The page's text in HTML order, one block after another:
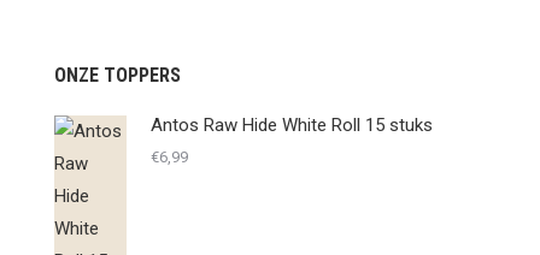
ONZE TOPPERS
Antos Raw Hide White Roll 15 stuks
€6,99